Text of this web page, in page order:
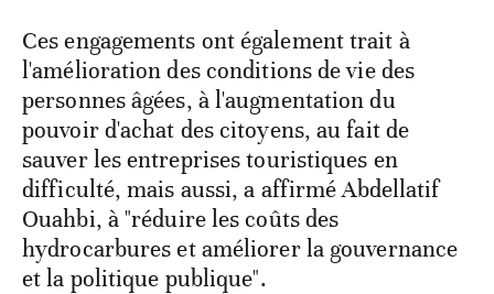
Ces engagements ont également trait à
l'amélioration des conditions de vie des
personnes âgées, à l'augmentation du
pouvoir d'achat des citoyens, au fait de
sauver les entreprises touristiques en
difficulté, mais aussi, a affirmé Abdellatif
Ouahbi, à "réduire les coûts des
hydrocarbures et améliorer la gouvernance
et la politique publique".